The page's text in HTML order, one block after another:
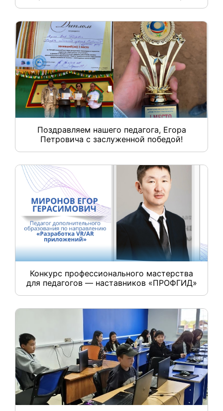
Поздравляем нашего педагога, Егора
Петровича с заслуженной победой!
Конкурс профессионального мастерства
для педагогов — наставников «ПРОФГИД»